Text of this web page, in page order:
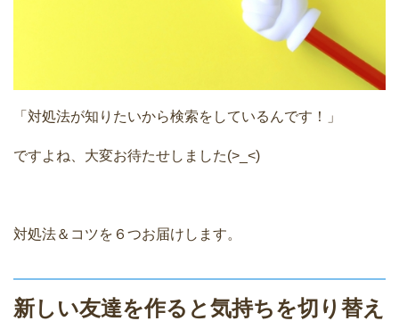
「対処法が知りたいから検索をしているんです！」
ですよね、大変お待たせしました(>_<)
対処法＆コツを６つお届けします。
新しい友達を作ると気持ちを切り替え